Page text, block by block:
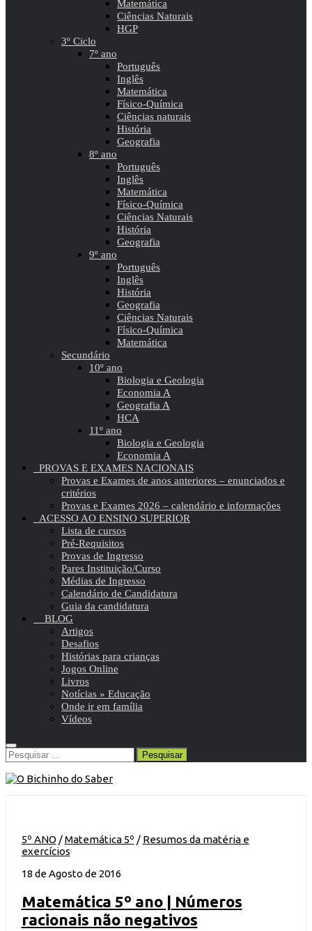
Matemática
Ciências Naturais
HGP
3º Ciclo
7º ano
Português
Inglês
Matemática
Físico-Química
Ciências naturais
História
Geografia
8º ano
Português
Inglês
Matemática
Físico-Química
Ciências Naturais
História
Geografia
9º ano
Português
Inglês
História
Geografia
Ciências Naturais
Físico-Química
Matemática
Secundário
10º ano
Biologia e Geologia
Economia A
Geografia A
HCA
11º ano
Biologia e Geologia
Economia A
PROVAS E EXAMES NACIONAIS
Provas e Exames de anos anteriores – enunciados e
critérios
Provas e Exames 2026 – calendário e informações
ACESSO AO ENSINO SUPERIOR
Lista de cursos
Pré-Requisitos
Provas de Ingresso
Pares Instituição/Curso
Médias de Ingresso
Calendário de Candidatura
Guia da candidatura
BLOG
Artigos
Desafios
Histórias para crianças
Jogos Online
Livros
Notícias » Educação
Onde ir em família
Vídeos
Pesquisar
por:
5º ANO /Matemática 5º / Resumos da matéria e
exercícios
18 de Agosto de 2016
Matemática 5º ano | Números
racionais não negativos